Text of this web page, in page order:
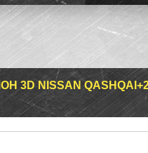
3D NISSAN